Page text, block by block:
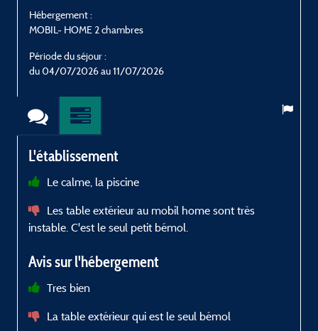
Hébergement :
MOBIL- HOME 2 chambres
Période du séjour :
du 04/07/2026 au 11/07/2026
L'établissement
Le calme, la piscine
Les table extérieur au mobil home sont très
instable. C'est le seul petit bémol.
Avis sur l'hébergement
Tres bien
La table extérieur qui est le seul bémol